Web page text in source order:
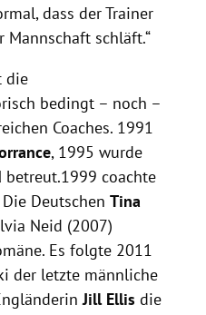
dass der Trainer
schläft.“
die
bedingt – noch –
Coaches. 1991
, 1995 wurde
betreut.1999 coachte
Deutschen Tina
Neid (2007)
Es folgte 2011
der letzte männliche
Jill Ellis die